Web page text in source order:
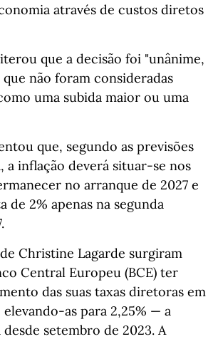
através de custos diretos
que a decisão foi "unânime,
que não foram consideradas
uma subida maior ou uma
que, segundo as previsões
a inflação deverá situar‑se nos
no arranque de 2027 e
de 2% apenas na segunda
Christine Lagarde surgiram
Central Europeu (BCE) ter
das suas taxas diretoras em
elevando-as para 2,25% — a
setembro de 2023. A